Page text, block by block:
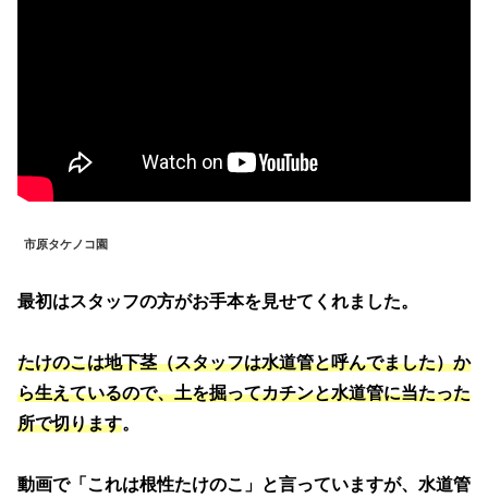
市原タケノコ園
最初はスタッフの方がお手本を見せてくれました。
たけのこは地下茎（スタッフは水道管と呼んでました）か
ら生えているので、土を掘ってカチンと水道管に当たった
所で切ります。
動画で「これは根性たけのこ」と言っていますが、水道管